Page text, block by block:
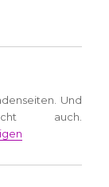
Und
auch.